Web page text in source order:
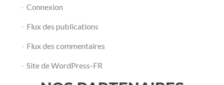
Connexion
Flux des publications
Flux des commentaires
Site de WordPress-FR